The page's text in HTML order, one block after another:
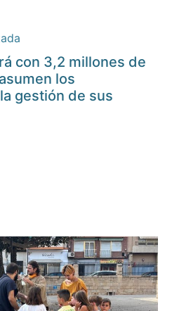
con 3,2 millones de
los
gestión de sus